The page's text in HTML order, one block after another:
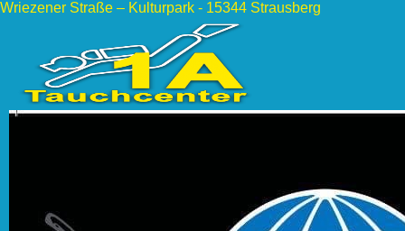
Wriezener Straße – Kulturpark - 15344 Strausberg